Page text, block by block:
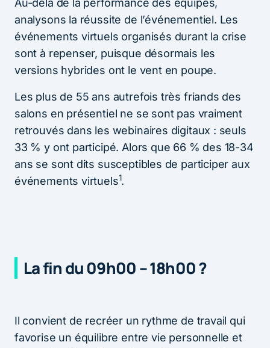
Au-delà de la performance des équipes,
analysons la réussite de l’événementiel. Les
événements virtuels organisés durant la crise
sont à repenser, puisque désormais les
versions hybrides ont le vent en poupe.
Les plus de 55 ans autrefois très friands des
salons en présentiel ne se sont pas vraiment
retrouvés dans les webinaires digitaux : seuls
33 % y ont participé. Alors que 66 % des 18-34
ans se sont dits susceptibles de participer aux
événements virtuels1.
La fin du 09h00 – 18h00 ?
Il convient de recréer un rythme de travail qui
favorise un équilibre entre vie personnelle et